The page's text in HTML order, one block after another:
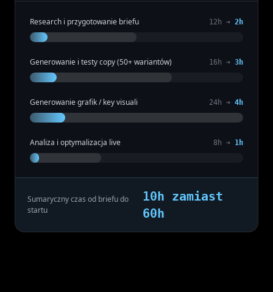
Research i przygotowanie briefu 12 h ➔ 2h
Generowanie i testy copy (50+ wariantów) 16h ➔ 3h
Generowanie grafik / key visuali 24h ➔ 4h
Analiza i optymalizacja live 8h ➔ 1h
Sumaryczny czas od briefu do
startu
10h zamiast
60h